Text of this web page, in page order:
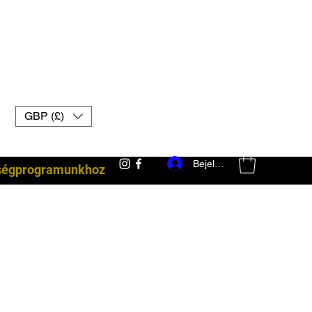
GBP (£)
Bejelentkezés
harci felszerelés uk muay thai kesztyű